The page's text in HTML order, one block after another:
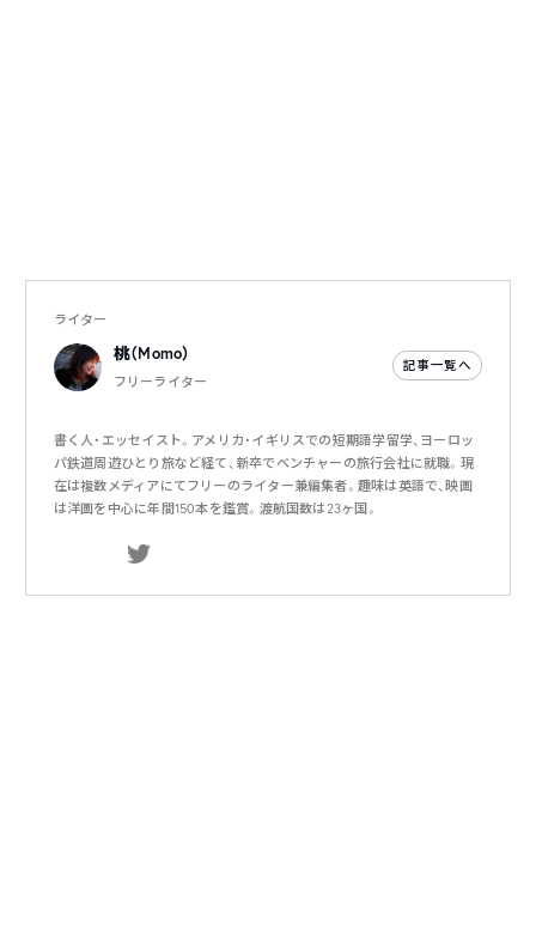
ライター
桃（Momo）
フリーライター
記事一覧へ
書く人・エッセイスト。アメリカ・イギリスでの短期語学留学、ヨーロッ
パ鉄道周遊ひとり旅など経て、新卒でベンチャーの旅行会社に就職。現
在は複数メディアにてフリーのライター兼編集者。趣味は英語で、映画
は洋画を中心に年間150本を鑑賞。渡航国数は23ヶ国。